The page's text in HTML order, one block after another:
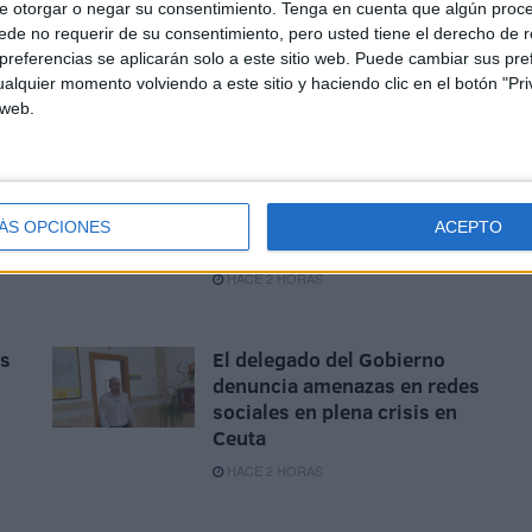
otorgar o negar su consentimiento. Tenga en cuenta que algún
no requerir de su consentimiento, pero usted tiene el derecho de
se aplicarán solo a este sitio web. Puede cambiar sus
momento volviendo a este sitio y haciendo clic en el botón
OPCIONES ACEPTO
El Gobierno destina 6,5
millones de euros para
reforzar la atención a los
cuarteles, la solución para
acoger menores en Ceuta
HACE 2 HORAS
El delegado del Gobierno
denuncia amenazas en redes
sociales en plena crisis en
Ceuta
HACE 2 HORAS